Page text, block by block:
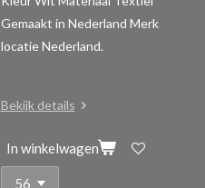
Gemaakt in Nederland Merk
locatie Nederland.
Bekijk details
In winkelwagen